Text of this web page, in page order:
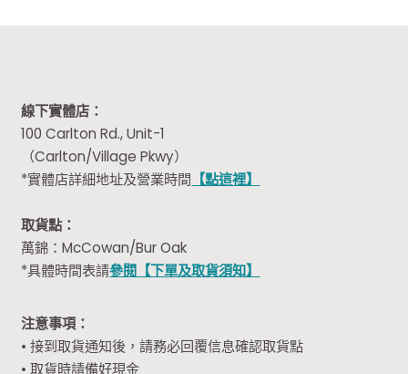
線下實體店：
100 Carlton Rd., Unit-1
（Carlton/Village Pkwy）
*實體店詳細地址及營業時間 【點這裡】
取貨點：
萬錦：McCowan/Bur Oak
*具體時間表請參閱【下單及取貨須知】
注意事項：
• 接到取貨通知後，請務必回覆信息確認取貨點
• 取貨時請備好現金